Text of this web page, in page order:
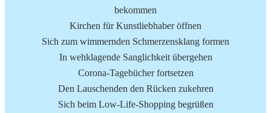
bekommen
Kirchen für Kunstliebhaber öffnen
Sich zum wimmernden Schmerzensklang formen
In wehklagende Sanglichkeit übergehen
Corona-Tagebücher fortsetzen
Den Lauschenden den Rücken zukehren
Sich beim Low-Life-Shopping begrüßen